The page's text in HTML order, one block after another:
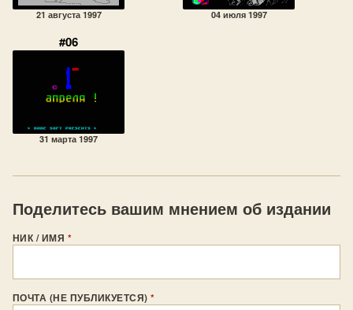
21 августа 1997 04 июля 1997
#06
31 марта 1997
Поделитесь вашим мнением об издании
НИК / ИМЯ *
ПОЧТА (НЕ ПУБЛИКУЕТСЯ)*